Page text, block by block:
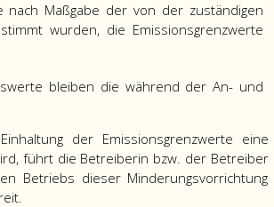
Maßgabe der von der zuständigen
wurden, die Emissionsgrenzwerte
bleiben die während der An- und
der Emissionsgrenzwerte eine
führt die Betreiberin bzw. der Betreiber
Betriebs dieser Minderungsvorrichtung